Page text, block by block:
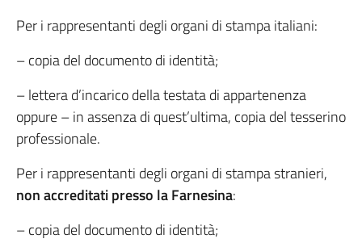
Per i rappresentanti degli organi di stampa italiani:
– copia del documento di identità;
– lettera d’incarico della testata di appartenenza
oppure – in assenza di quest’ultima, copia del tesserino
professionale.
Per i rappresentanti degli organi di stampa stranieri,
non accreditati presso la Farnesina:
– copia del documento di identità;